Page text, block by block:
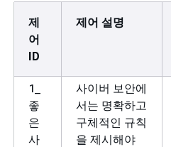
제
어
ID
제어 설명
1_
좋
은
사
사이버 보안에
서는 명확하고
구체적인 규칙
을 제시해야